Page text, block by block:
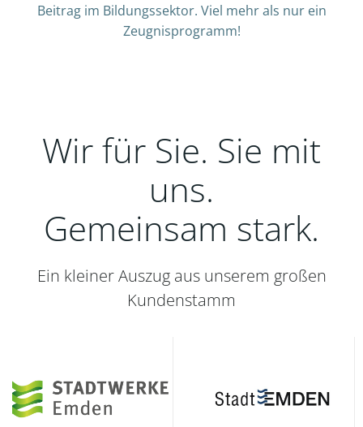
Beitrag im Bildungssektor. Viel mehr als nur ein
Zeugnisprogramm!
Wir für Sie. Sie mit
uns.
Gemeinsam stark.
Ein kleiner Auszug aus unserem großen
Kundenstamm